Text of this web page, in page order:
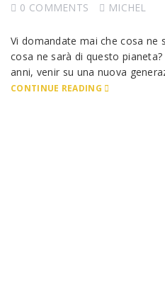
0 COMMENTS
MICHEL
Vi domandate mai che cosa ne
cosa ne sarà di questo
anni, venir su una nuova
CONTINUE READING